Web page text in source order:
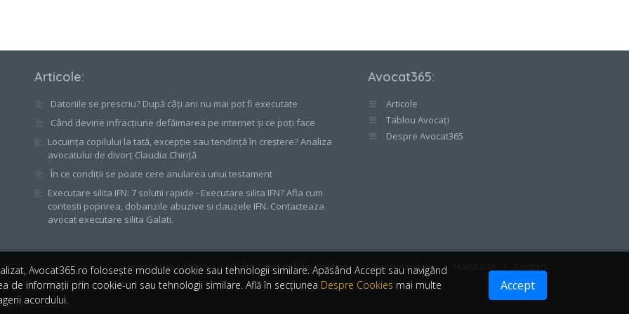
Articole:
Datoriile se prescriu? După câți ani nu mai pot fi executate
Când devine infracțiune defăimarea pe internet și ce poți face
Locuința copilului la tată, excepție sau tendință în creștere? Analiza
avocatului de divorț Claudia Chiriță
În ce condiții se poate cere anularea unui testament
Executare silita IFN: 7 solutii rapide - Executare silita IFN? Afla cum
contesti poprirea, dobanzile abuzive si clauzele IFN. Contacteaza
avocat executare silita Galati.
Avocat365:
Articole
Tablou Avocați
Despre Avocat365
Termeni de Utilizare • Politica de Confidențialitate • Despre Cookies •
Avocat365.ro folosește module cookie sau tehnologii similare. Apăsând Accept sau navigând
de informații prin cookie-uri sau tehnologii similare. Află în secțiunea Despre Cookies mai multe
acordului.
Accept